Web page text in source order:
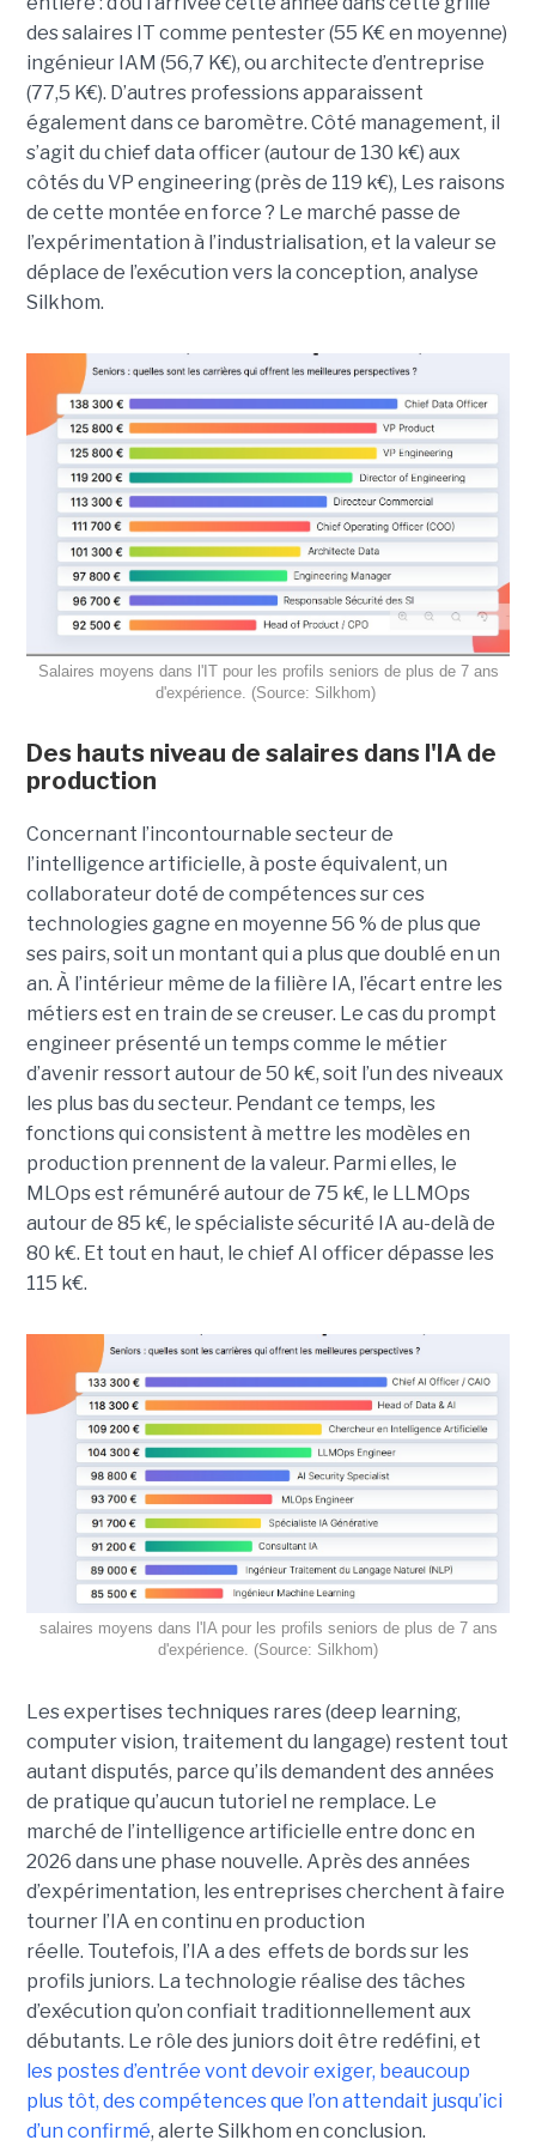
des salaires IT comme pentester (55 K€ en moyenne)
ingénieur IAM (56,7 K€), ou architecte d’entreprise
(77,5 K€). D’autres professions apparaissent
également dans ce baromètre. Côté management, il
s’agit du chief data officer (autour de 130 k€) aux
côtés du VP engineering (près de 119 k€), Les raisons
de cette montée en force ? Le marché passe de
l’expérimentation à l’industrialisation, et la valeur se
déplace de l’exécution vers la conception, analyse
Silkhom.
Salaires moyens dans l'IT pour les profils seniors de plus de 7 ans
d'expérience. (Source: Silkhom)
Des hauts niveau de salaires dans l'IA de
production
Concernant l’incontournable secteur de
l’intelligence artificielle, à poste équivalent, un
collaborateur doté de compétences sur ces
technologies gagne en moyenne 56 % de plus que
ses pairs, soit un montant qui a plus que doublé en un
an. À l’intérieur même de la filière IA, l’écart entre les
métiers est en train de se creuser. Le cas du prompt
engineer présenté un temps comme le métier
d’avenir ressort autour de 50 k€, soit l’un des niveaux
les plus bas du secteur. Pendant ce temps, les
fonctions qui consistent à mettre les modèles en
production prennent de la valeur. Parmi elles, le
MLOps est rémunéré autour de 75 k€, le LLMOps
autour de 85 k€, le spécialiste sécurité IA au-delà de
80 k€. Et tout en haut, le chief AI officer dépasse les
115 k€.
salaires moyens dans l'IA pour les profils seniors de plus de 7 ans
d'expérience. (Source: Silkhom)
Les expertises techniques rares (deep learning,
computer vision, traitement du langage) restent tout
autant disputés, parce qu’ils demandent des années
de pratique qu’aucun tutoriel ne remplace. Le
marché de l’intelligence artificielle entre donc en
2026 dans une phase nouvelle. Après des années
d’expérimentation, les entreprises cherchent à faire
tourner l’IA en continu en production
réelle. Toutefois, l’IA a des effets de bords sur les
profils juniors. La technologie réalise des tâches
d’exécution qu’on confiait traditionnellement aux
débutants. Le rôle des juniors doit être redéfini, et
les postes d’entrée vont devoir exiger, beaucoup
plus tôt, des compétences que l’on attendait jusqu’ici
d’un confirmé, alerte Silkhom en conclusion.